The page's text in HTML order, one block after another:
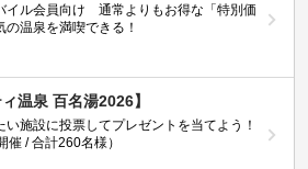
イル会員向け 通常よりもお得な「特別価
の温泉を満喫できる！
ィ温泉 百名湯2026】
い施設に投票してプレゼントを当てよう！
催 / 合計260名様）